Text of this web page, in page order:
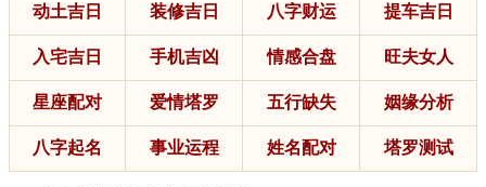
动土吉日 装修吉日 八字财运 提车吉日
入宅吉日 手机吉凶 情感合盘 旺夫女人
星座配对 爱情塔罗 五行缺失 姻缘分析
八字起名 事业运程 姓名配对 塔罗测试